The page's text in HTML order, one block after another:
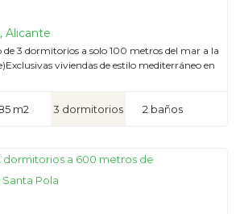
Alicante
3 dormitorios a solo 100 metros del mar a la
viviendas de estilo mediterráneo en
m2 3 dormitorios 2 baños